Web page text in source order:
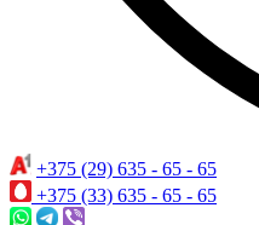
+375 (29) 635 - 65 - 65
+375 (33) 635 - 65 - 65